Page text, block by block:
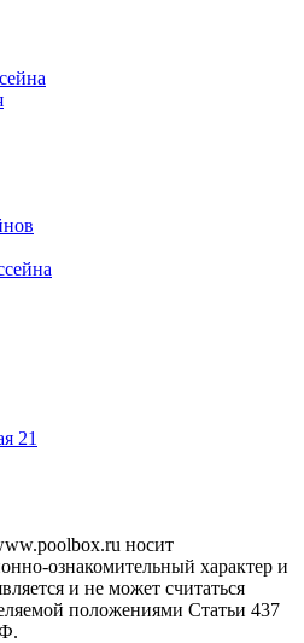
21
носит
ознакомительный характер и
и не может считаться
положениями Статьи 437